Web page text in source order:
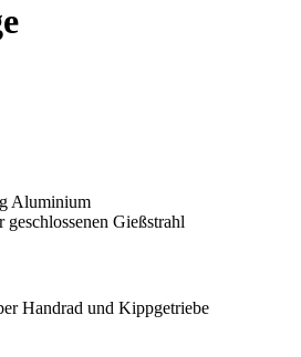
Aluminium
geschlossenen Gießstrahl
Handrad und Kippgetriebe